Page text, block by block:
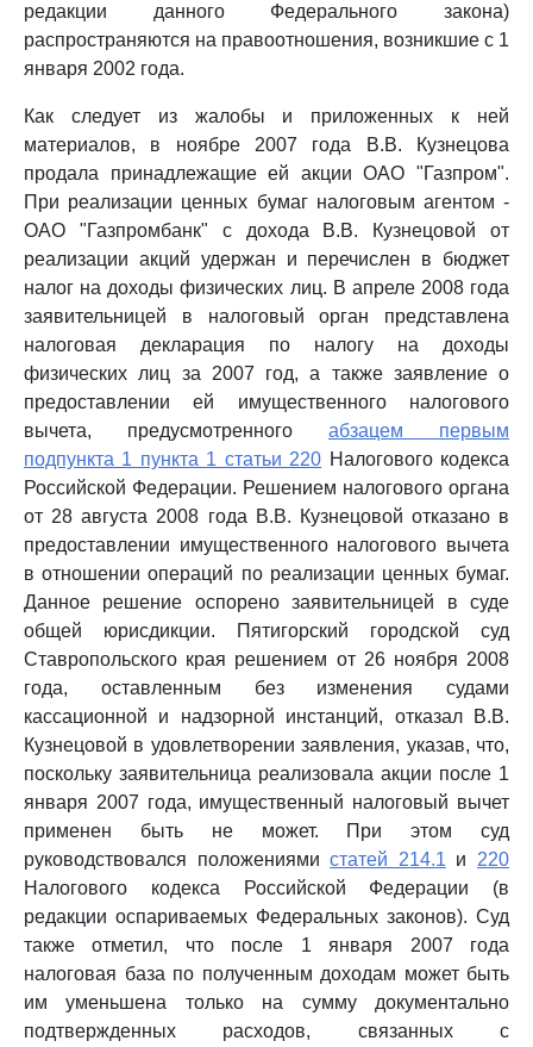
редакции данного Федерального закона)
распространяются на правоотношения, возникшие с 1
января 2002 года.
Как следует из жалобы и приложенных к ней
материалов, в ноябре 2007 года В.В. Кузнецова
продала принадлежащие ей акции ОАО "Газпром".
При реализации ценных бумаг налоговым агентом -
ОАО "Газпромбанк" с дохода В.В. Кузнецовой от
реализации акций удержан и перечислен в бюджет
налог на доходы физических лиц. В апреле 2008 года
заявительницей в налоговый орган представлена
налоговая декларация по налогу на доходы
физических лиц за 2007 год, а также заявление о
предоставлении ей имущественного налогового
вычета, предусмотренного абзацем первым
подпункта 1 пункта 1 статьи 220 Налогового кодекса
Российской Федерации. Решением налогового органа
от 28 августа 2008 года В.В. Кузнецовой отказано в
предоставлении имущественного налогового вычета
в отношении операций по реализации ценных бумаг.
Данное решение оспорено заявительницей в суде
общей юрисдикции. Пятигорский городской суд
Ставропольского края решением от 26 ноября 2008
года, оставленным без изменения судами
кассационной и надзорной инстанций, отказал В.В.
Кузнецовой в удовлетворении заявления, указав, что,
поскольку заявительница реализовала акции после 1
января 2007 года, имущественный налоговый вычет
применен быть не может. При этом суд
руководствовался положениямистатей 214.1 и 220
Налогового кодекса Российской Федерации (в
редакции оспариваемых Федеральных законов). Суд
также отметил, что после 1 января 2007 года
налоговая база по полученным доходам может быть
им уменьшена только на сумму документально
подтвержденных расходов, связанных с